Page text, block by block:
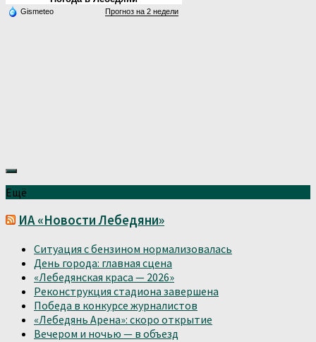
Gismeteo Прогноз на 2 недели
Ещё
ИА «Новости Лебедяни»
Ситуация с бензином нормализовалась
День города: главная сцена
«Лебедянская краса — 2026»
Реконструкция стадиона завершена
Победа в конкурсе журналистов
«Лебедянь Арена»: скоро открытие
Вечером и ночью — в объезд